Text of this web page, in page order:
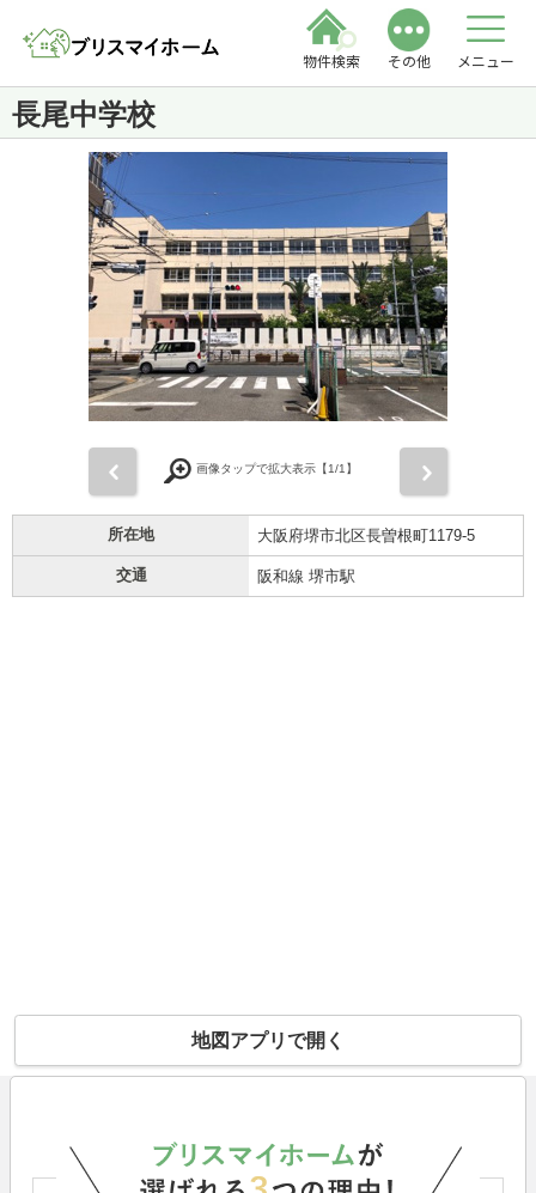
物件検索 その他 メニュー
長尾中学校
画像タップで拡大表示【1/1】
所在地 大阪府堺市北区長曽根町1179-5
交通 阪和線 堺市駅
地図アプリで開く